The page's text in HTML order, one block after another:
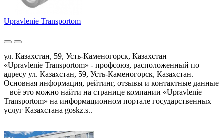
Upravlenie Transportom
ул. Казахстан, 59, Усть-Каменогорск, Казахстан
«Upravlenie Transportom» - профсоюз, расположенный по
адресу ул. Казахстан, 59, Усть-Каменогорск, Казахстан.
Основная информация, рейтинг, отзывы и контактные данные
– всё это можно найти на странице компании «Upravlenie
Transportom» на информационном портале государственных
услуг Казахстана goskz.s..